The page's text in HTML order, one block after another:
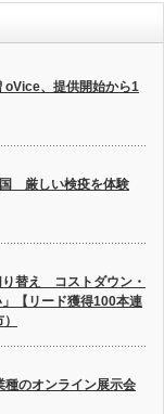
oVice、提供開始から1
厳しい検疫を体験
り替え コストダウン・
【リード獲得100本連
のオンライン展示会